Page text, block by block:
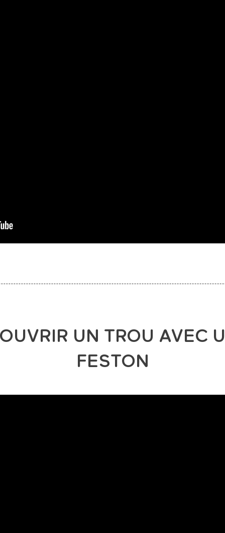
UN TROU AVEC
FESTON